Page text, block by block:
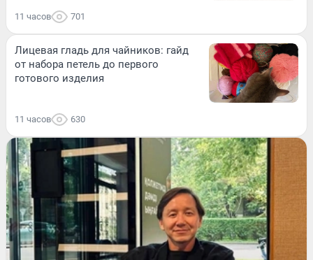
11 часов 701
Лицевая гладь для чайников: гайд
от набора петель до первого
готового изделия
11 часов 630